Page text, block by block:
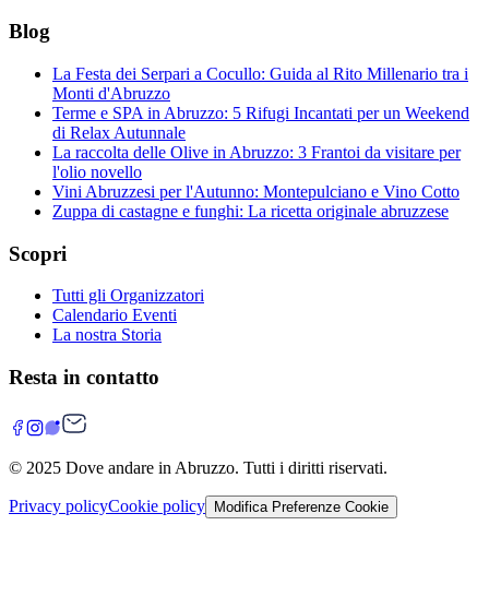
Blog
La Festa dei Serpari a Cocullo: Guida al Rito Millenario tra i
Monti d'Abruzzo
Terme e SPA in Abruzzo: 5 Rifugi Incantati per un Weekend
di Relax Autunnale
La raccolta delle Olive in Abruzzo: 3 Frantoi da visitare per
l'olio novello
Vini Abruzzesi per l'Autunno: Montepulciano e Vino Cotto
Zuppa di castagne e funghi: La ricetta originale abruzzese
Scopri
Tutti gli Organizzatori
Calendario Eventi
La nostra Storia
Resta in contatto
© 2025 Dove andare in Abruzzo. Tutti i diritti riservati.
Privacy policyCookie policy Modifica Preferenze Cookie